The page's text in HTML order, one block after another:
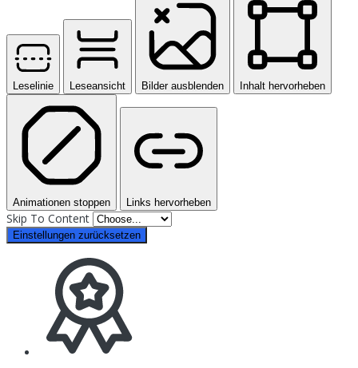
Leselinie Leseansicht Bilder ausblenden Inhalt hervorheben
Animationen stoppen Links hervorheben
Skip To Content
Einstellungen zurücksetzen